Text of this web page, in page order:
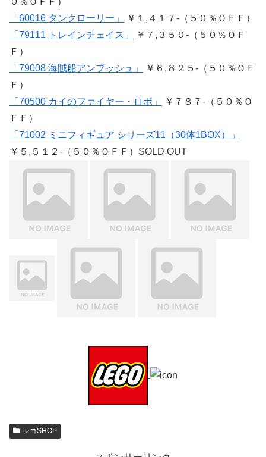
「60016 タンクローリー」
￥１,４１７-（５０％ＯＦＦ）
「79111 トレインチェイス」
￥７,３５０-（５０％ＯＦ
Ｆ）
「79008 海賊船アンブッシュ」
￥６,８２５-（５０％ＯＦ
Ｆ）
「70500 カイのファイヤー・ロボ」
￥７８７-（５０％Ｏ
ＦＦ）
「71002 ミニフィギュア シリーズ11（30体1BOX）」
￥５,５１２-（５０％ＯＦＦ）SOLD OUT
レゴSHOP